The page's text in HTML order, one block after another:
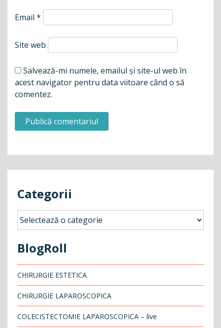
Email *
Site web
Salvează-mi numele, emailul și site-ul web în
acest navigator pentru data viitoare când o să
comentez.
Categorii
Categorii
BlogRoll
CHIRURGIE ESTETICA
CHIRURGIE LAPAROSCOPICA
COLECISTECTOMIE LAPAROSCOPICA – live